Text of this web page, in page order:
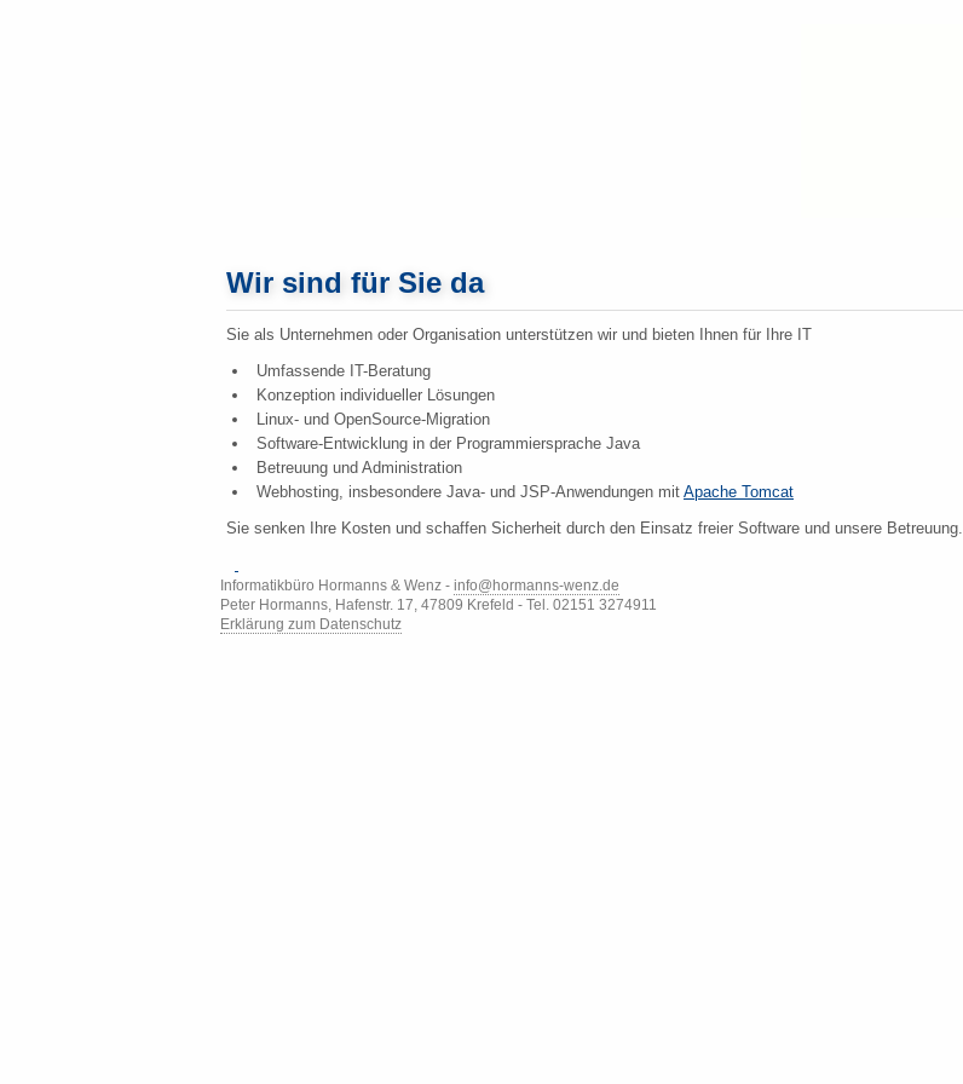
Wir sind für Sie da
Sie als Unternehmen oder Organisation unterstützen wir und bieten Ihnen für Ihre IT
Umfassende IT-Beratung
Konzeption individueller Lösungen
Linux- und OpenSource-Migration
Software-Entwicklung in der Programmiersprache Java
Betreuung und Administration
Webhosting, insbesondere Java- und JSP-Anwendungen mit Apache Tomcat
Sie senken Ihre Kosten und schaffen Sicherheit durch den Einsatz freier Software und unsere Betreuung.
Informatikbüro Hormanns & Wenz - info@hormanns-wenz.de
Peter Hormanns, Hafenstr. 17, 47809 Krefeld - Tel. 02151 3274911
Erklärung zum Datenschutz